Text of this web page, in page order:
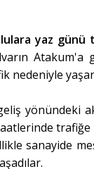
yaz günü
nedeniyle
yönündeki
trafiğe
sanayide